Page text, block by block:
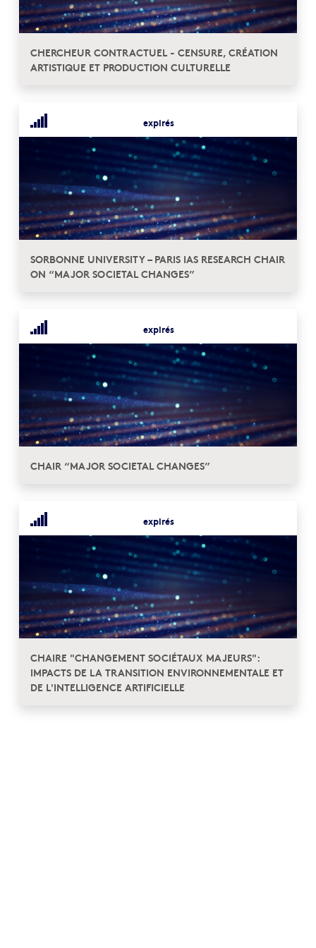
CHERCHEUR CONTRACTUEL - CENSURE, CRÉATION
ARTISTIQUE ET PRODUCTION CULTURELLE
expirés
SORBONNE UNIVERSITY – PARIS IAS RESEARCH CHAIR
ON “MAJOR SOCIETAL CHANGES”
expirés
CHAIR “MAJOR SOCIETAL CHANGES”
expirés
CHAIRE "CHANGEMENT SOCIÉTAUX MAJEURS":
IMPACTS DE LA TRANSITION ENVIRONNEMENTALE ET
DE L'INTELLIGENCE ARTIFICIELLE